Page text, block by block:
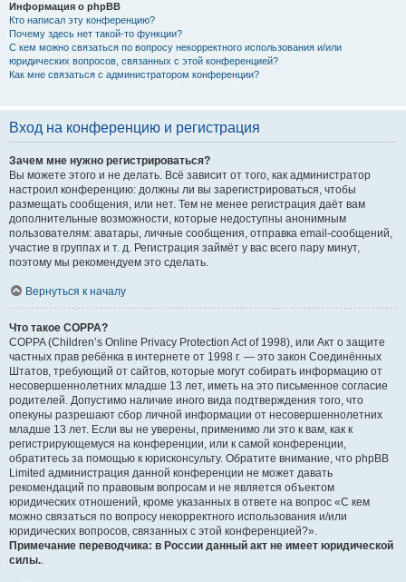
Информация о phpBB
Кто написал эту конференцию?
Почему здесь нет такой-то функции?
С кем можно связаться по вопросу некорректного использования и/или
юридических вопросов, связанных с этой конференцией?
Как мне связаться с администратором конференции?
Вход на конференцию и регистрация
Зачем мне нужно регистрироваться?
Вы можете этого и не делать. Всё зависит от того, как администратор
настроил конференцию: должны ли вы зарегистрироваться, чтобы
размещать сообщения, или нет. Тем не менее регистрация даёт вам
дополнительные возможности, которые недоступны анонимным
пользователям: аватары, личные сообщения, отправка email-сообщений,
участие в группах и т. д. Регистрация займёт у вас всего пару минут,
поэтому мы рекомендуем это сделать.
Вернуться к началу
Что такое COPPA?
COPPA (Children’s Online Privacy Protection Act of 1998), или Акт о защите
частных прав ребёнка в интернете от 1998 г. — это закон Соединённых
Штатов, требующий от сайтов, которые могут собирать информацию от
несовершеннолетних младше 13 лет, иметь на это письменное согласие
родителей. Допустимо наличие иного вида подтверждения того, что
опекуны разрешают сбор личной информации от несовершеннолетних
младше 13 лет. Если вы не уверены, применимо ли это к вам, как к
регистрирующемуся на конференции, или к самой конференции,
обратитесь за помощью к юрисконсульту. Обратите внимание, что phpBB
Limited администрация данной конференции не может давать
рекомендаций по правовым вопросам и не является объектом
юридических отношений, кроме указанных в ответе на вопрос «С кем
можно связаться по вопросу некорректного использования и/или
юридических вопросов, связанных с этой конференцией?».
Примечание переводчика: в России данный акт не имеет юридической
силы..